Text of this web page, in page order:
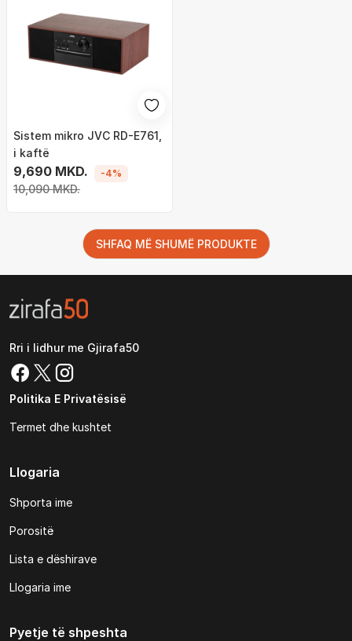
Sistem mikro JVC RD-E761,
i kaftë
9,690 MKD.
10,090 MKD.
-4%
SHFAQ MË SHUMË PRODUKTE
Rri i lidhur me Gjirafa50
Politika E Privatësisë
Termet dhe kushtet
Llogaria
Shporta ime
Porositë
Lista e dëshirave
Llogaria ime
Pyetje të shpeshta